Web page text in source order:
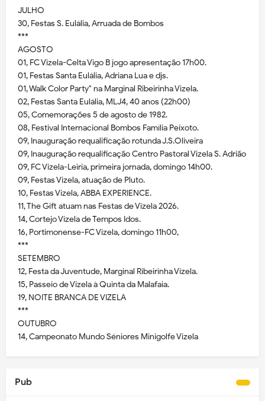
JULHO
30, Festas S. Eulália, Arruada de Bombos
***
AGOSTO
01, FC Vizela-Celta Vigo B jogo apresentação 17h00.
01, Festas Santa Eulália, Adriana Lua e djs.
01, Walk Color Party" na Marginal Ribeirinha Vizela.
02, Festas Santa Eulália, MLJ4, 40 anos (22h00)
05, Comemorações 5 de agosto de 1982.
08, Festival Internacional Bombos Família Peixoto.
09, Inauguração requalificação rotunda J.S.Oliveira
09, Inauguração requalificação Centro Pastoral Vizela S. Adrião
09, FC Vizela-Leiria, primeira jornada, domingo 14h00.
09, Festas Vizela, atuação de Pluto.
10, Festas Vizela, ABBA EXPERIENCE.
11, The Gift atuam nas Festas de Vizela 2026.
14, Cortejo Vizela de Tempos Idos.
16, Portimonense-FC Vizela, domingo 11h00,
***
SETEMBRO
12, Festa da Juventude, Marginal Ribeirinha Vizela.
15, Passeio de Vizela à Quinta da Malafaia.
19, NOITE BRANCA DE VIZELA
***
OUTUBRO
14, Campeonato Mundo Séniores Minigolfe Vizela
Pub